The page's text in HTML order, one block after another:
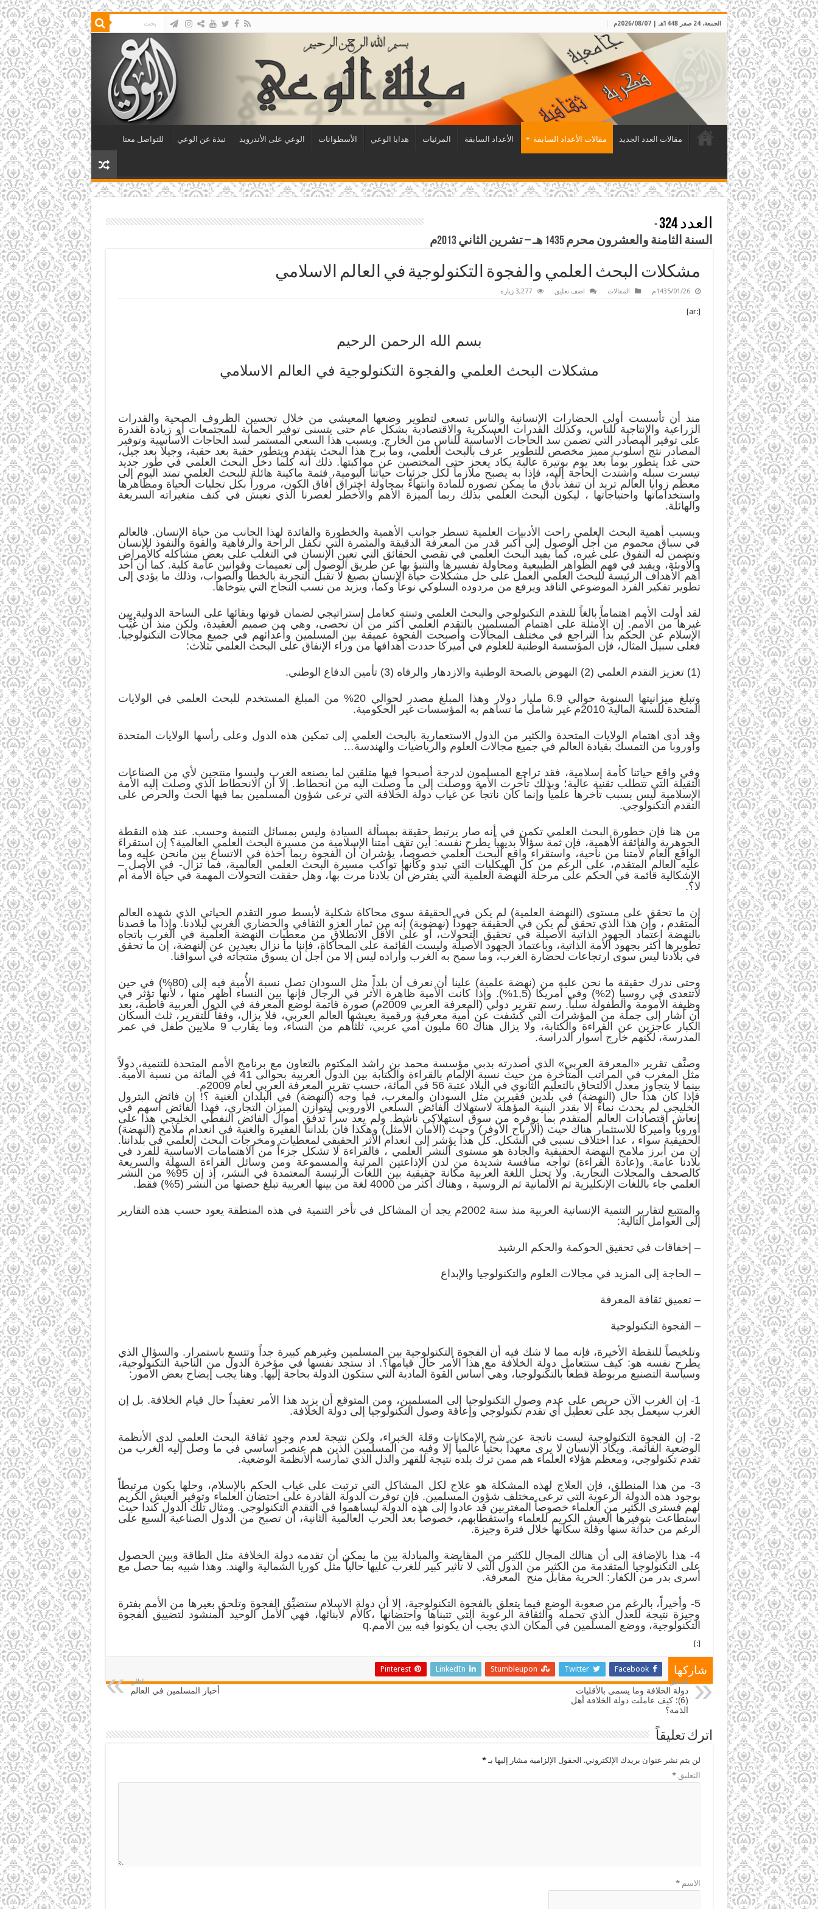
الجمعة، 24 صفر 1448هـ | 2026/08/07م
مقالات العدد الجديد مقالات الأعداد السابقة الأعداد السابقة المرئيات هدايا الوعي الأسطوانات الوعي على الأندرويد نبذة عن الوعي للتواصل معنا
العدد 324
-
السنة الثامنة والعشرون محرم 1435 هـ – تشرين الثاني 2013م
مشكلات البحث العلمي والفجوة التكنولوجية في العالم الاسلامي
1435/01/26م المقالات اضف تعليق 3,277 زيارة
[:ar]
بسم الله الرحمن الرحيم
مشكلات البحث العلمي والفجوة التكنولوجية في العالم الاسلامي
منذ أن تأسست أولى الحضارات الإنسانية والناس تسعى لتطوير وضعها المعيشي من خلال تحسين الظروف الصحية والقدرات
الزراعية والإنتاجية للناس، وكذلك القدرات العسكرية والاقتصادية بشكل عام حتى يتسنى توفير الحماية للمجتمعات أو زيادة القدرة
على توفير المصادر التي تضمن سد الحاجات الأساسية للناس من الخارج. وبسبب هذا السعي المستمر لسد الحاجات الأساسية وتوفير
المصادر نتج أسلوب مميز مخصص للتطوير عرف بالبحث العلمي، وما برح هذا البحث يتقدم ويتطور حقبة بعد حقبة، وجيلاً بعد جيل،
حتى غدا يتطور يوماً بعد يوم بوتيرة عالية يكاد يعجز حتى المختصين عن مواكبتها. ذلك أنه كلما دخل البحث العلمي في طور جديد
تيسرت سبله واشتدت الحاجة إليه، فإذا به يصبح ملازماً لكل جزئيات حياتنا اليومية، فثمة ماكينة هائلة للبحث العلمي تمتد اليوم إلى
معظم زوايا العالم تريد أن تنفذ بأدق ما يمكن تصوره للمادة وانتهاءً بمحاولة اختراق آفاق الكون، مروراً بكل تجليات الحياة ومظاهرها
واستخداماتها واحتياجاتها ، ليكون البحث العلمي بذلك ربما الميزة الأهم والأخطر لعصرنا الذي نعيش في كنف متغيراته السريعة
والهائلة.
وبسبب أهمية البحث العلمي راحت الأدبيات العلمية تسطر جوانب الأهمية والخطورة والفائدة لهذا الجانب من حياة الإنسان. فالعالم
في سباق محموم من أجل الوصول إلى أكبر قدر من المعرفة الدقيقة والمثمرة التي تكفل الراحة والرفاهية والقوة والنفوذ للإنسان
وتضمن له التفوق على غيره، كما يفيد البحث العلمي في تقصي الحقائق التي تعين الإنسان في التغلب على بعض مشاكله كالأمراض
والأوبئة، ويفيد في فهم الظواهر الطبيعية ومحاولة تفسيرها والتنبؤ بها عن طريق الوصول إلى تعميمات وقوانين عامة كلية. كما أن أحد
أهم الأهداف الرئيسة للبحث العلمي العمل على حل مشكلات حياة الإنسان بصيغ لا تقبل التجربة بالخطأ والصواب، وذلك ما يؤدي إلى
تطوير تفكير الفرد الموضوعي الناقد ويرفع من مردوده السلوكي نوعاً وكماً، ويزيد من نسب النجاح التي يتوخاها.
لقد أولت الأمم اهتماماً بالغاً للتقدم التكنولوجي والبحث العلمي وتبنته كعامل استراتيجي لضمان قوتها وبقائها على الساحة الدولية بين
غيرها من الأمم. إن الأمثلة على اهتمام المسلمين بالتقدم العلمي أكثر من أن تحصى، وهي من صميم العقيدة، ولكن منذ أن غُيِّب
الإسلام عن الحكم بدأ التراجع في مختلف المجالات وأصبحت الفجوة عميقة بين المسلمين وأعدائهم في جميع مجالات التكنولوجيا.
فعلى سبيل المثال، فإن المؤسسة الوطنية للعلوم في أميركا حددت أهدافها من وراء الإنفاق على البحث العلمي بثلاث:
(1) تعزيز التقدم العلمي (2) النهوض بالصحة الوطنية والازدهار والرفاه (3) تأمين الدفاع الوطني.
وتبلغ ميزانيتها السنوية حوالي 6.9 مليار دولار وهذا المبلغ مصدر لحوالي 20% من المبلغ المستخدم للبحث العلمي في الولايات
المتحدة للسنة المالية 2010م غير شامل ما تساهم به المؤسسات غير الحكومية.
وقد أدى اهتمام الولايات المتحدة والكثير من الدول الاستعمارية بالبحث العلمي إلى تمكين هذه الدول وعلى رأسها الولايات المتحدة
وأوروبا من التمسك بقيادة العالم في جميع مجالات العلوم والرياضيات والهندسة…
وفي واقع حياتنا كأمة إسلامية، فقد تراجع المسلمون لدرجة أصبحوا فيها متلقين لما يصنعه الغرب وليسوا منتجين لأي من الصناعات
الثقيلة التي تتطلب تقنية عالية؛ وبذلك تأخرت الأمة ووصلت إلى ما وصلت اليه من انحطاط. إلا أن الانحطاط الذي وصلت إليه الأمة
الإسلامية ليس بسبب تأخرها علمياً وإنما كان ناتجاً عن غياب دولة الخلافة التي ترعى شؤون المسلمين بما فيها الحث والحرص على
التقدم التكنولوجي.
من هنا فإن خطورة البحث العلمي تكمن في أنه صار يرتبط حقيقة بمسألة السيادة وليس بمسائل التنمية وحسب. عند هذه النقطة
الجوهرية والفائقة الأهمية، فإن ثمة سؤالاً بديهياً يطرح نفسه: أين تقف أمتنا الإسلامية من مسيرة البحث العلمي العالمية؟ إن استقراءَ
الواقع العام لأمتنا من ناحية، واستقراء واقع البحث العلمي خصوصاً، يؤشران أن الفجوة ربما آخذة في الاتساع بين مانحن عليه وما
عليه العالم المتقدم، على الرغم من كل الهيكليات التي تبدو وكأنها تواكب مسيرة البحث العلمي العالمية، فما تزال- في الأصل –
الإشكالية قائمة في الحكم على مرحلة النهضة العلمية التي يفترض أن بلادنا مرت بها، وهل حققت التحولات المهمة في حياة الأمة أم
لا؟.
إن ما تحقق على مستوى (النهضة العلمية) لم يكن في الحقيقة سوى محاكاة شكلية لأبسط صور التقدم الحياتي الذي شهده العالم
المتقدم ، وإن هذا الذي تحقق لم يكن في الحقيقة جهوداً (نهضوية) إنه من ثمار الغزو الثقافي والحضاري الغربي لبلادنا. وإذا ما قصدنا
بالنهضة اعتماد الجهود الذاتية الأصيلة في تحقيق التحولات، أو على الأقل الانطلاق من معطيات النهضة العلمية في الغرب باتجاه
تطويرها أكثر بجهود الأمة الذاتية، وباعتماد الجهود الأصيلة وليست القائمة على المحاكاة، فإننا ما نزال بعيدين عن النهضة، إن ما تحقق
في بلادنا ليس سوى ارتجاعات لحضارة الغرب، وما سمح به الغرب وأراده ليس إلا من أجل أن يسوق منتجاته في أسواقنا.
وحتى ندرك حقيقة ما نحن عليه من (نهضة علمية) علينا أن نعرف أن بلداً مثل السودان تصل نسبة الأُمية فيه إلى (80%) في حين
لاتتعدى في روسيا (2%) وفي أمريكا (1,5%). وإذا كانت الأمية ظاهرة الأثر في الرجال فإنها بين النساء أظهر منها ، لأنها تؤثر في
وظيفة الأمومة والطفولة سلباً. رسم تقرير دولي (المعرفة العربي 2009م) صورة قاتمة لوضع المعرفة في الدول العربية قاطبة، بعد
أن أشار إلى جملة من المؤشرات التي كشفت عن أمية معرفية ورقمية يعيشها العالم العربي، فلا يزال، وفقاً للتقرير، ثلث السكان
الكبار عاجزين عن القراءة والكتابة، ولا يزال هناك 60 مليون أمي عربي، ثلثاهم من النساء، وما يقارب 9 ملايين طفل في عمر
المدرسة، لكنهم خارج أسوار الدراسة.
وصنَّف تقرير «المعرفة العربي» الذي أصدرته بدبي مؤسسة محمد بن راشد المكتوم بالتعاون مع برنامج الأمم المتحدة للتنمية، دولاً
مثل المغرب في المراتب المتأخرة من حيث نسبة الإلمام بالقراءة والكتابة بين الدول العربية بحوالى 41 في المائة من نسبة الأمية.
بينما لا يتجاوز معدل الالتحاق بالتعليم الثانوي في البلاد عتبة 56 في المائة، حسب تقرير المعرفة العربي لعام 2009م.
فإذا كان هذا حال (النهضة) في بلدين فقيرين مثل السودان والمغرب، فما وجه (النهضة) في البلدان الغنية ؟! إن فائض البترول
الخليجي لم يحدث نماءً إلا بقدر البنية المؤهلة لاستهلاك الفائض السلعي الأوروبي ليتوازن الميزان التجاري، فهذا الفائض أسهم في
إنعاش اقتصادات العالم المتقدم بما يوفره من سوق استهلاكي ناشط. ولم يعد سراً تدفق أموال الفائض النفطي الخليجي هذا على
أوروبا وأميركا للاستثمار هناك حيث (الأرباح الأوفر) وحيث (الأمان الأمثل) وهكذا فان بلداننا الفقيرة والغنية في انعدام ملامح (النهضة)
الحقيقية سواء ، عدا اختلاف نسبي في الشكل. كل هذا يؤشر إلى انعدام الأثر الحقيقي لمعطيات ومخرجات البحث العلمي في بلداننا.
إن من أبرز ملامح النهضة الحقيقية والجادة هو مستوى النشر العلمي ، فالقراءة لا تشكل جزءاً من الاهتمامات الأساسية للفرد في
بلادنا عامة. و(عادة القراءة) تواجه منافسة شديدة من لدن الإذاعتين المرئية والمسموعة ومن وسائل القراءة السهلة والسريعة
كالصحف والمجلات التجارية. ولا تحتل اللغة العربية مكانة حقيقية بين اللغات الرئيسة المعتمدة في النشر، إذ إن 95% من النشر
العلمي جاء باللغات الإنكليزية ثم الألمانية ثم الروسية ، وهناك أكثر من 4000 لغة من بينها العربية تبلغ حصتها من النشر (5%) فقط.
والمتتبع لتقارير التنمية الإنسانية العربية منذ سنة 2002م يجد أن المشاكل في تأخر التنمية في هذه المنطقة يعود حسب هذه التقارير
إلى العوامل التالية:
– إخفاقات في تحقيق الحوكمة والحكم الرشيد
– الحاجة إلى المزيد في مجالات العلوم والتكنولوجيا والإبداع
– تعميق ثقافة المعرفة
– الفجوة التكنولوجية
وتلخيصاً للنقطة الأخيرة، فإنه مما لا شك فيه أن الفجوة التكنولوجية بين المسلمين وغيرهم كبيرة جداً وتتسع باستمرار. والسؤال الذي
يطرح نفسه هو: كيف ستتعامل دولة الخلافة مع هذا الأمر حال قيامها؟. اذ ستجد نفسها في مؤخرة الدول من الناحية التكنولوجية،
وسياسة التصنيع مربوطة قطعاً بالتكنولوجيا، وهي أساس القوة المادية التي ستكون الدولة بحاجة إليها. وهنا يجب إيضاح بعض الأمور:
1- إن الغرب الآن حريص على عدم وصول التكنولوجيا إلى المسلمين، ومن المتوقع أن يزيد هذا الأمر تعقيداً حال قيام الخلافة. بل إن
الغرب سيعمل بجد على تعطيل أي تقدم تكنولوجي وإعاقة وصول التكنولوجيا إلى دولة الخلافة.
2- إن الفجوة التكنولوجية ليست ناتجة عن شح الإمكانات وقلة الخبراء، ولكن نتيجة لعدم وجود ثقافة البحث العلمي لدى الأنظمة
الوضعية القائمة. ويكاد الإنسان لا يرى معهداً بحثياً عالمياً إلا وفيه من المسلمين الذين هم عنصر أساسي في ما وصل إليه الغرب من
تقدم تكنولوجي، ومعظم هؤلاء العلماء هم ممن ترك بلده نتيجة للقهر والذل الذي تمارسه الأنظمة الوضعية.
3- من هذا المنطلق، فإن العلاج لهذه المشكلة هو علاج لكل المشاكل التي ترتبت على غياب الحكم بالإسلام، وحلها يكون مرتبطاً
بوجود هذه الدولة الرعوية التي ترعى مختلف شؤون المسلمين. فإن توفرت الدولة القادرة على احتضان العلماء وتوفير العيش الكريم
لهم فسترى الكثير من العلماء خصوصاً المغتربين قد عادوا إلى هذه الدولة ليساهموا في التقدم التكنولوجي. ومثال تلك الدول كندا حيث
استطاعت بتوفيرها العيش الكريم للعلماء واستقطابهم، خصوصاً بعد الحرب العالمية الثانية، أن تصبح من الدول الصناعية السبع على
الرغم من حداثة سنها وقلة سكانها خلال فترة وجيزة.
4- هذا بالإضافة إلى أن هنالك المجال للكثير من المقايضة والمبادلة بين ما يمكن أن تقدمه دولة الخلافة مثل الطاقة وبين الحصول
على التكنولوجيا المتقدمة من الكثير من الدول التي لا تأثير كبير للغرب عليها حالياً مثل كوريا الشمالية والهند. وهذا شبيه بما حصل مع
أسرى بدر من الكفار: الحرية مقابل منح المعرفة.
5- وأخيراً، بالرغم من صعوبة الوضع فيما يتعلق بالفجوة التكنولوجية، إلا أن دولة الاسلام ستضيِّق الفجوة وتلحق بغيرها من الأمم بفترة
وجيزة نتيجة للعدل الذي تحمله والثقافة الرعوية التي تتبناها واحتضانها ،كالأم لأبنائها، فهي الأمل الوحيد المنشود لتضييق الفجوة
التكنولوجية، ووضع المسلمين في المكان الذي يجب أن يكونوا فيه بين الأمم.q
[:]
شاركها Facebook
Twitter
Stumbleupon
LinkedIn
Pinterest
السابق
دولة الخلافة وما يسمى بالأقليات
(6): كيف عاملت دولة الخلافة أهل
الذمة؟
التالي
أخبار المسلمين في العالم
اترك تعليقاً
لن يتم نشر عنوان بريدك الإلكتروني. الحقول الإلزامية مشار إليها بـ*
التعليق*
الاسم*